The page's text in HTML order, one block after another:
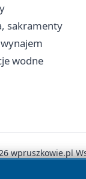
sakramenty
wodne
wpruszkowie.pl